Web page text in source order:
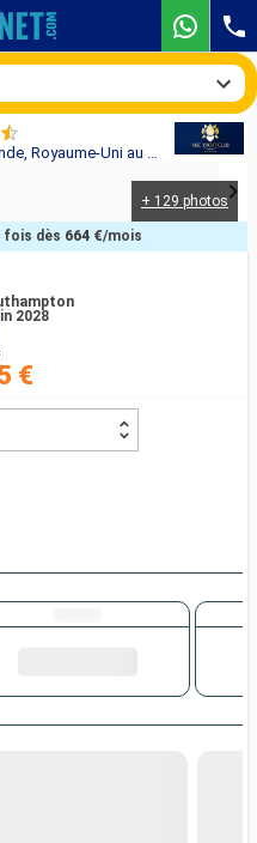
Croisière MSC Meraviglia : France, Irlande, Royaume-Uni au départ de Southampton
+ 129 photos
2028
€
fois dès 664 €/mois
Compagnies